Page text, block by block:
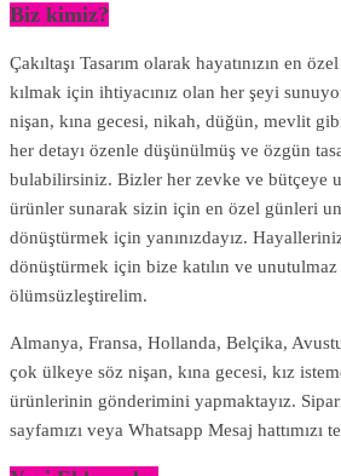
Biz kimiz?
Çakıltaşı Tasarım olarak hayatınızın en
kılmak için ihtiyacınız olan her şeyi
nişan, kına gecesi, nikah, düğün, mevlit
her detayı özenle düşünülmüş ve özgün
bulabilirsiniz. Bizler her zevke ve bütçeye
ürünler sunarak sizin için en özel günleri
dönüştürmek için yanınızdayız.
dönüştürmek için bize katılın ve unutulmaz
ölümsüzleştirelim.
Almanya, Fransa, Hollanda, Belçika,
çok ülkeye söz nişan, kına gecesi, kız
ürünlerinin gönderimini yapmaktayız.
sayfamızı veya Whatsapp Mesaj hattımızı